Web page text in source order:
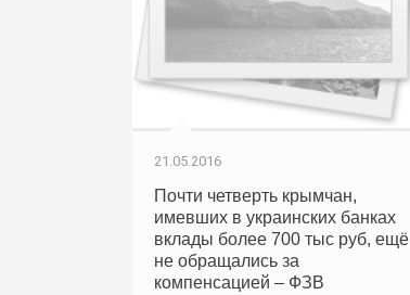
21.05.2016
Почти четверть крымчан,
имевших в украинских банках
вклады более 700 тыс руб, ещё
не обращались за
компенсацией – ФЗВ